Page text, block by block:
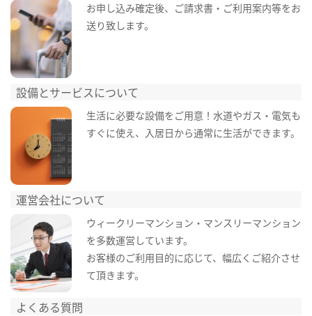
お申し込み確定後、ご請求書・ご利用案内等をお
送り致します。
設備とサービスについて
生活に必要な設備をご用意！水道やガス・電気も
すぐに使え、入居日から通常に生活ができます。
運営会社について
ウィークリーマンション・マンスリーマンション
を多数運営しています。
お客様のご利用目的に応じて、幅広くご紹介させ
て頂きます。
よくある質問